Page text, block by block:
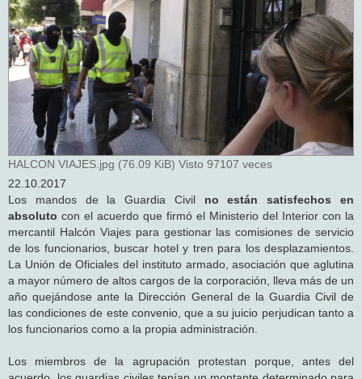
HALCON VIAJES.jpg (76.09 KiB) Visto 97107 veces
22.10.2017
Los mandos de la Guardia Civil no están satisfechos en
absoluto con el acuerdo que firmó el Ministerio del Interior con la
mercantil Halcón Viajes para gestionar las comisiones de servicio
de los funcionarios, buscar hotel y tren para los desplazamientos.
La Unión de Oficiales del instituto armado, asociación que aglutina
a mayor número de altos cargos de la corporación, lleva más de un
año quejándose ante la Dirección General de la Guardia Civil de
las condiciones de este convenio, que a su juicio perjudican tanto a
los funcionarios como a la propia administración.
Los miembros de la agrupación protestan porque, antes del